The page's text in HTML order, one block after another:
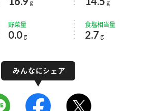
g g
野菜量
0.0g
食塩相当量
2.7 g